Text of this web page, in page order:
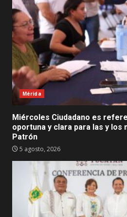
Mérida
Miércoles Ciudadano es
oportuna y clara para las y los
Patrón
5 agosto, 2026